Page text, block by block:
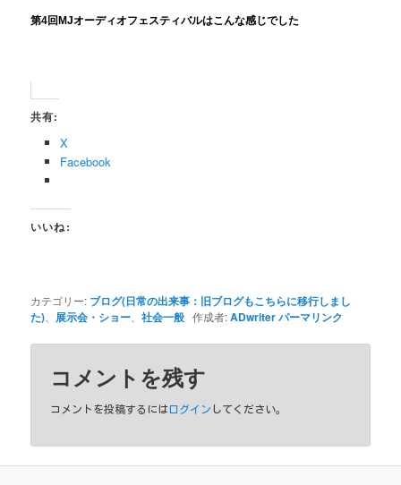
第4回MJオーディオフェスティバルはこんな感じでした
共有:
X
Facebook
いいね:
カテゴリー: ブログ(日常の出来事：旧ブログもこちらに移行しまし
た)
展示会・ショー 、社会一般 作成者:ADwriterパーマリンク
コメントを残す
コメントを投稿するには ログイン してください。